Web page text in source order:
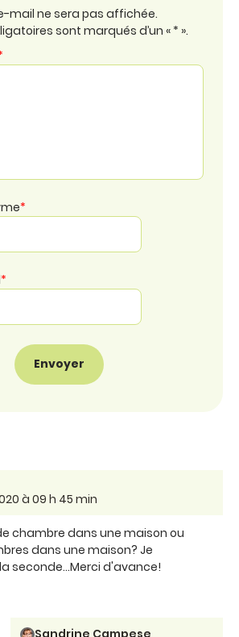
mail ne sera pas affichée.
sont marqués d’un « * ».
*
*
à 09 h 45 min
chambre dans une maison ou
dans une maison? Je
seconde...Merci d'avance!
Sandrine Campese